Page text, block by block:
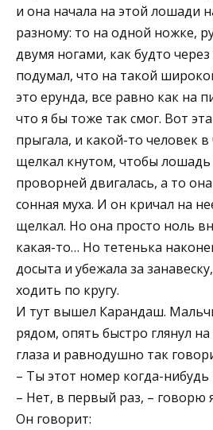
и она начала на этой лошади
разному: то на одной ножке,
двумя ногами, как будто через
подумал, что на такой
это ерунда, все равно как на
что я бы тоже так смог. Вот
прыгала, и какой-то человек
щелкал кнутом, чтобы
проворней двигалась, а то
сонная муха. И он кричал на
щелкал. Но она просто ноль
какая-то… Но тетенька
досыта и убежала за
ходить по кругу.
И тут вышел Карандаш.
рядом, опять быстро глянул
глаза и равнодушно так
– Ты этот номер когда-нибудь
– Нет, в первый раз, – говорю
Он говорит: